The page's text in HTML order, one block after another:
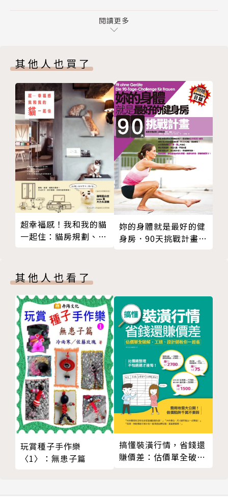
《東方占星學：單星篇》介紹了40顆星座的人格特
二區塊的作用和影響，
不僅可以更了解自己的天賦傾向、優勢弱勢，
更可對應自己與他人的互動方式，以及推斷自己未來的
發展方向。
可說是一套人生曲線說明書，讓你更了解自己與他人，
預知時間適時衝刺與低伏，掌握人生轉折的關鍵時刻。
※內容特色※
以圖像和宮廷人物及直白用語取代專有名詞，讓每一顆
星和宮位都有全新的面貌，並以淺顯的說明和各式圖
表，
讓原來的古老學問變成一套立體的「人生曲線說明
書」，入門者、研究者、甚至企業人資都能很快的掌握
**作者簡介
天乙上人
畢生鑽研斗數系統，潛心著作、教學四十年，十年前開
始研發以「圖像符號」代替星座名稱，並以古代宮廷的
人物，為古老的紫微斗數賦予全新生命力。
「東方星理學」的詮釋現代化，是為了讓年輕世代易於
接受、吸收，並以此克服這門學問無法跨越語言翻譯的
障礙，最大的期望，便是能藉此將東方星理學弘揚國
際，為傳統文化盡一份棉薄之力。
經歷：
‧社團法人中華民國占驗紫微學會—創會理事長
‧復華易學研究院院長
基因區塊
閱讀更多
其他人也買了
超幸福感！我和我的貓
一起住：貓房規劃、動
怕抓、好清理，打造人
和貓都好住的空間規劃
術
妳的身體就是最好的健
身房．90天挑戰計畫
其他人也看了
玩賞種子手作樂
〈1〉：無患子篇
搞懂裝潢行情，省錢還
賺價差：估價單全破